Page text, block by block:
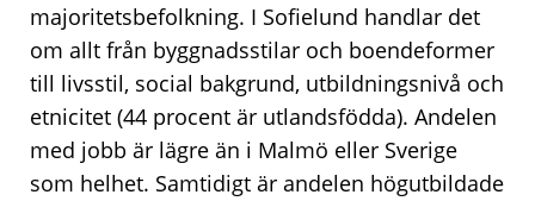
majoritetsbefolkning. I Sofielund handlar det
om allt från byggnadsstilar och boendeformer
till livsstil, social bakgrund, utbildningsnivå och
etnicitet (44 procent är utlandsfödda). Andelen
med jobb är lägre än i Malmö eller Sverige
som helhet. Samtidigt är andelen högutbildade